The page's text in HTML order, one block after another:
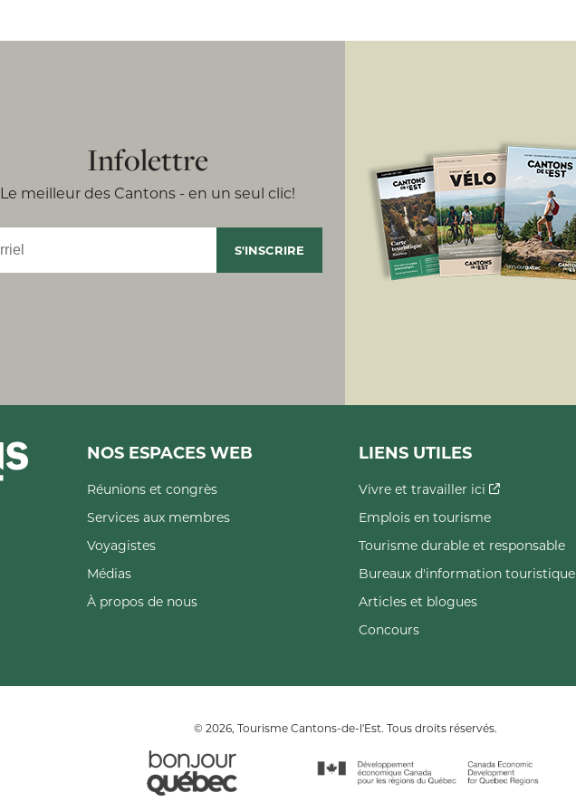
Infolettre
Le meilleur des Cantons - en un seul clic!
NOS ESPACES WEB
Réunions et congrès
Services aux membres
Voyagistes
Médias
À propos de nous
LIENS UTILES
Vivre et travailler ici
Emplois en tourisme
Tourisme durable et responsable
Bureaux d'information touristique
Articles et blogues
Concours
© 2026, Tourisme Cantons-de-l'Est. Tous droits réservés.